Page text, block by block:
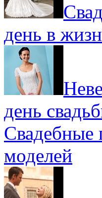
день в
день
Свадебные
моделей